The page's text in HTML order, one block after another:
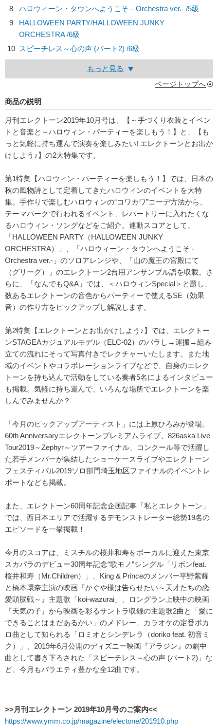
8
ハロウィーン・タウンへようこそ－Orchestra ver.- /5級
9
HALLOWEEN PARTY/HALLOWEEN JUNKY
ORCHESTRA/6級
10 スピーチレス～心の声 (パート2) /6級
もっと見る
ページトップへ
商品の説明
月刊エレクトーン2019年10月号は、【～手づくり衣装とイベン
トと音楽と～ハロウィン・パーティーを楽しもう！】と、【も
っと気軽に持ち運んで演奏を楽しみたい! エレクトーンとお出か
けしよう♪】の2大特集です。
第1特集【ハロウィン・パーティーを楽しもう！】では、日本の
秋の風物詩として定着してきたハロウィンのイベントを大特
集。手作りで楽しむハロウィンの“コワカワ”コーデ方法から、
テーマパークで行われるイベント、レパートリーに入れたくな
るハロウィン・ソングなどをご紹介。連動スコアとして、
「HALLOWEEN PARTY（HALLOWEEN JUNKY
ORCHESTRA）」、「ハロウィーン・タウンへようこそ -
Orchestra ver.-」のソロアレンジや、「山の魔王の宮殿にて
（グリーグ）」のエレクトーン2台用アンサンブル譜を収載。さ
らに、「なんでもQ&A」では、＜ハロウィンSpecial＞と題し、
数あるエレクトーンの音色からパーティーで使えるSE（効果
音）の作り方をピックアップし解説します。
第2特集【エレクトーンとお出かけしよう♪】では、エレクトー
ンSTAGEAカジュアルモデル（ELC-02）のバラし→運搬→組み
立ての流れにそって写真付きでレクチャーいたします。また地
域のイベントやコラボレーションライブなどで、自身のエレク
トーンを持ち込んで活動をしている奏者5名によるインタビュー
も掲載。気軽に持ち運んで、いろんな場所でエレクトーンを楽
しんでみませんか？
「今月のピックアップアーティスト」には上原ひろみが登場。
60th Anniversaryエレクトーンプレミアムライブ、826aska Live
Tour2019～Zephyr～ツアーファイナル、コンクール等で活躍し
た若手メンバーが集結したショーケースライブやエレクトーン
フェスティバル2019ソロ部門埼玉地区ファイナルのイベントレ
ポートなども掲載。
また、エレクトーン60周年記念企画記事「私とエレクトーン」
では、西日本エリアで活躍するデモンストレーター総勢19名の
エピソードを一挙掲載！
今月のスコアは、ミスチルの桜井和寿をボーカルに迎えた東京
スカパラのデビュー30周年記念“歌モノ”シングル「リボンfeat.
桜井和寿（Mr.Children）」、King & Princeのメンバー平野紫耀
と橋本環奈主演の映画『かぐや様は告らせたい～天才たちの恋
愛頭脳戦～』主題歌「koi-wazurai」、ロングラン上映中の映画
『天気の子』から映画を彩るサントラ収録の主題歌2曲と「愛に
できることはまだあるかい」のメドレー、カラオケの定番ボカ
ロ曲として知られる「ロミオとシンデレラ（doriko feat. 初音ミ
ク）」、2019年6月公開のディズニー映画『アラジン』の劇中
曲として書き下ろされた「スピーチレス～心の声 (パート2)」な
ど、今月もバラエティ豊かな全12曲です。
>>月刊エレクトーン 2019年10月号のご案内<<
https://www.ymm.co.jp/magazine/electone/201910.php